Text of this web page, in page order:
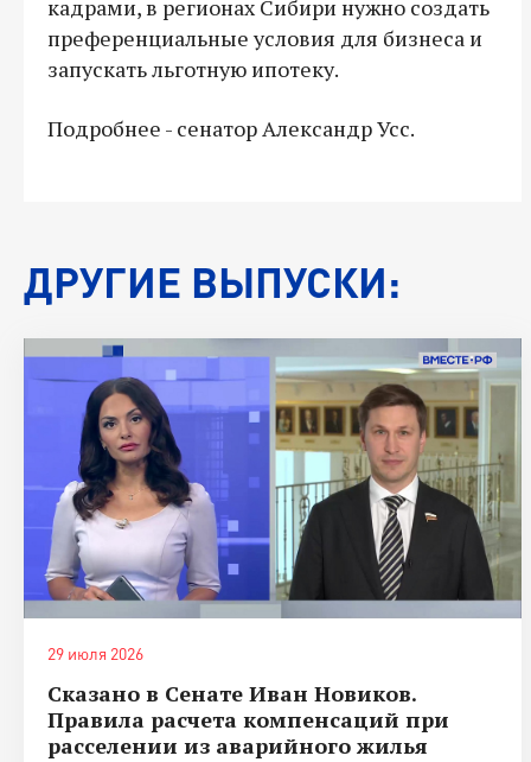
кадрами, в регионах Сибири нужно создать
преференциальные условия для бизнеса и
запускать льготную ипотеку.
Подробнее - сенатор Александр Усс.
ДРУГИЕ ВЫПУСКИ:
29 июля 2026
Сказано в Сенате Иван Новиков.
Правила расчета компенсаций при
расселении из аварийного жилья